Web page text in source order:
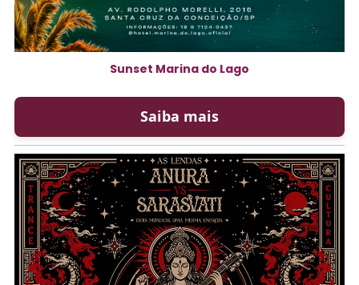
Sunset Marina do Lago
Saiba mais